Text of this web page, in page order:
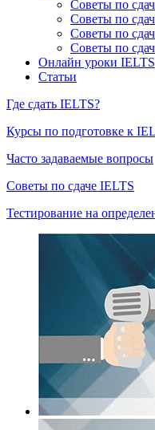
Советы по
Советы по
Советы по
Советы по
Онлайн уроки IELTS
Статьи
Где сдать IELTS?
Курсы по подготовке к
Часто задаваемые вопросы
Советы по сдаче IELTS
Тестирование на